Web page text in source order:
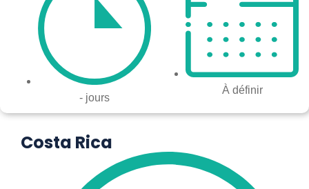
- jours
À définir
Costa Rica